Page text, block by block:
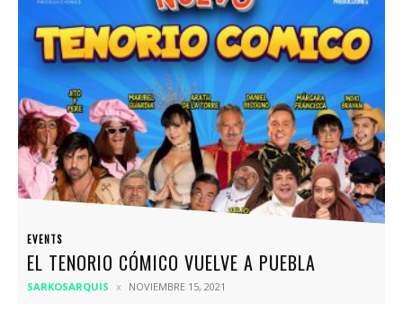
EVENTS
EL TENORIO CÓMICO VUELVE A PUEBLA
SARKOSARQUIS NOVIEMBRE 15, 2021